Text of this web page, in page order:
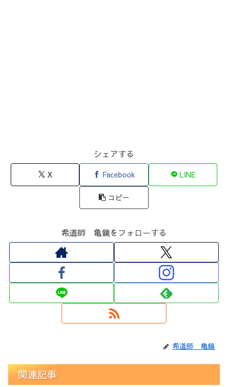
シェアする
X Facebook LINE
コピー
希道師 亀鏡をフォローする
希道師 亀鏡
関連記事